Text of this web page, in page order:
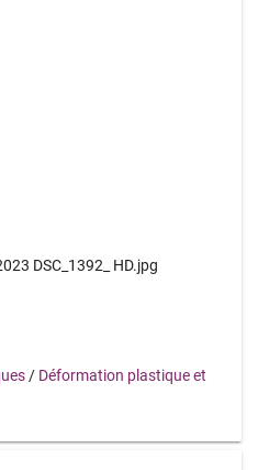
DSC_1392_ HD.jpg
/ Déformation plastique et